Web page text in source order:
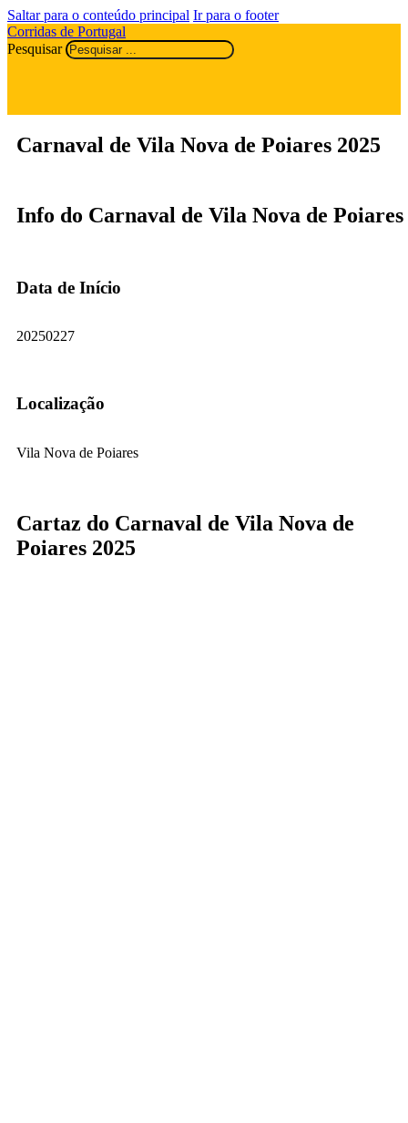
Saltar para o conteúdo principal Ir para o footer
Corridas de Portugal
Pesquisar
Carnaval de Vila Nova de Poiares 2025
Info do Carnaval de Vila Nova de Poiares
Data de Início
20250227
Localização
Vila Nova de Poiares
Cartaz do Carnaval de Vila Nova de
Poiares 2025